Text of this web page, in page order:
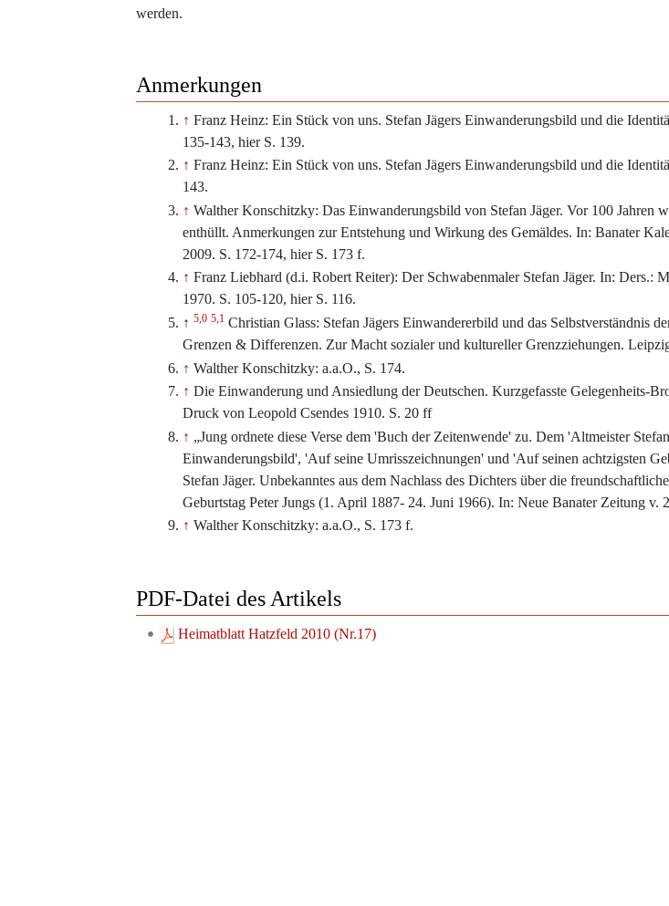
werden.
Anmerkungen
↑ Franz Heinz: Ein Stück von uns. Stefan Jägers Einwanderungsbild und die
135-143, hier S. 139.
↑ Franz Heinz: Ein Stück von uns. Stefan Jägers Einwanderungsbild und die
143.
↑ Walther Konschitzky: Das Einwanderungsbild von Stefan Jäger. Vor 100 Jahren
enthüllt. Anmerkungen zur Entstehung und Wirkung des Gemäldes. In: Banater
2009. S. 172-174, hier S. 173 f.
↑ Franz Liebhard (d.i. Robert Reiter): Der Schwabenmaler Stefan Jäger. In: Ders.:
1970. S. 105-120, hier S. 116.
↑5,0 5,1 Christian Glass: Stefan Jägers Einwandererbild und das Selbstverständnis
Grenzen & Differenzen. Zur Macht sozialer und kultureller Grenzziehungen.
↑ Walther Konschitzky: a.a.O., S. 174.
↑ Die Einwanderung und Ansiedlung der Deutschen. Kurzgefasste Gelegenheits-
Druck von Leopold Csendes 1910. S. 20 ff
↑ „Jung ordnete diese Verse dem 'Buch der Zeitenwende' zu. Dem 'Altmeister
Einwanderungsbild', 'Auf seine Umrisszeichnungen' und 'Auf seinen achtzigsten
Stefan Jäger. Unbekanntes aus dem Nachlass des Dichters über die
Geburtstag Peter Jungs (1. April 1887- 24. Juni 1966). In: Neue Banater Zeitung v.
↑ Walther Konschitzky: a.a.O., S. 173 f.
PDF-Datei des Artikels
Heimatblatt Hatzfeld 2010 (Nr.17)